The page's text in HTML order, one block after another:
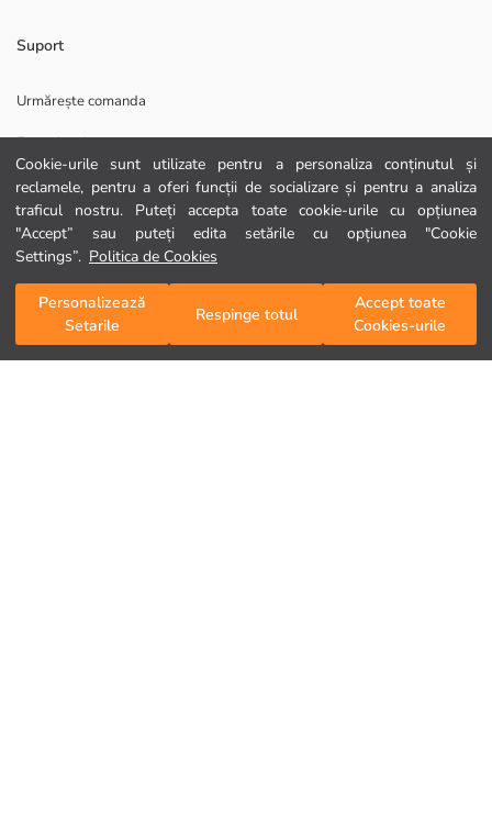
Cookie-urile sunt utilizate pentru a personaliza conținutul și
reclamele, pentru a oferi funcții de socializare și pentru a analiza
traficul nostru. Puteți accepta toate cookie-urile cu opțiunea
"Accept” sau puteți edita setările cu opțiunea "Cookie
Settings”. Politica de Cookies
Personalizează
Setarile
Respinge totul
Accept toate
Cookies-urile
Adaugă în coș
Cămașă pentru bebelușe fete cu guler Peter Pan, detaliu brodat,
mânecă scurtă bufantă, confecționată din țesătură 100% bumbac și
Material Principal:
Țară de origine:
Persoana de vanzari:
Marcă:
Gen:
Croială:
Suport
Urmărește comanda
Formular de contact
0372 786 111
AJUTOR
Întrebări frecvente
Retur
Urmărește-ne